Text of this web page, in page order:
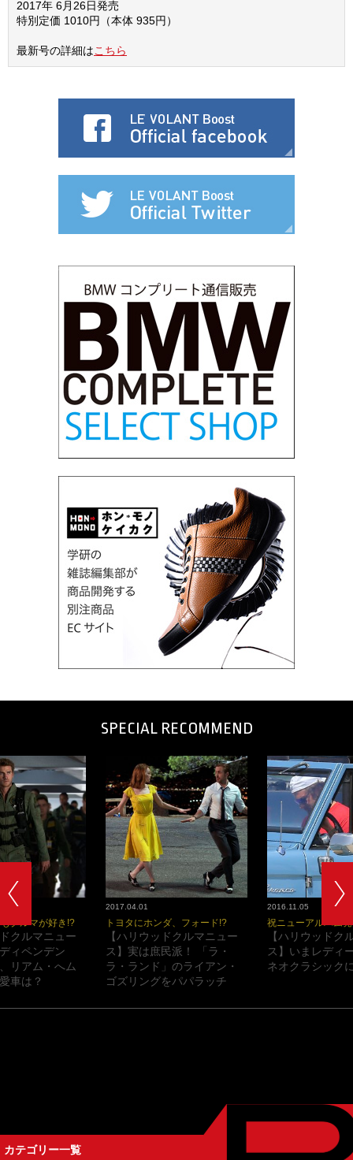
2017年 6月26日発売
特別定価 1010円（本体 935円）
最新号の詳細はこちら
SPECIAL RECOMMEND
2017.04.01
トヨタにホンダ、フォード!?
【ハリウッドクルマニュー
ス】実は庶民派！ 「ラ・
ラ・ランド」のライアン・
ゴズリングをパパラッチ
2016.11.05
祝ニューアルバム
【ハリウッドク
ス】いまレディ
ネオクラシック
クルマが好き!?
クルマニュー
ィペンデン
リアム・へム
車は？
カテゴリー一覧